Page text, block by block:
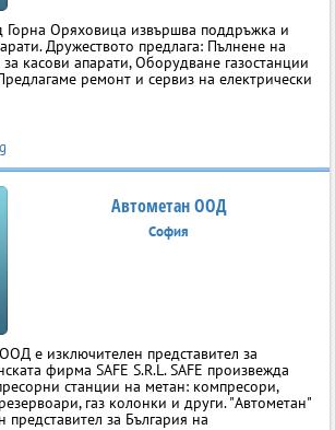
Оряховица извършва поддръжка и
Дружеството предлага: Пълнене на
касови апарати, Оборудване газостанции
ремонт и сервиз на електрически
Автометан ООД
София
е изключителен представител за
фирма SAFE S.R.L. SAFE произвежда
станции на метан: компресори,
газ колонки и други. "Автометан"
за България на